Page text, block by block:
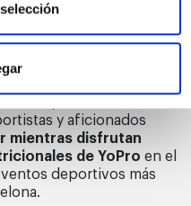
afrontarán el reto de
través de un ascenso de
para ofrecer una
y aficionados
mientras disfrutan
de YoPro en el
deportivos más